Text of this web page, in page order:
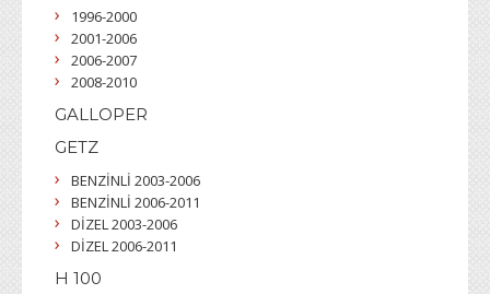
1996-2000
2001-2006
2006-2007
2008-2010
GALLOPER
GETZ
BENZİNLİ 2003-2006
BENZİNLİ 2006-2011
DİZEL 2003-2006
DİZEL 2006-2011
H 100